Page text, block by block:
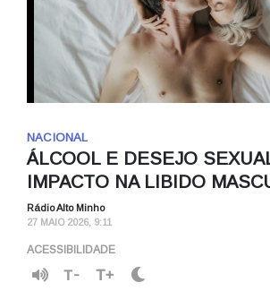
NACIONAL
ÁLCOOL E DESEJO
IMPACTO NA LIBIDO
Rádio Alto Minho
27 MAIO 2026, 9:11
ACESSIBILIDADE
T- T+